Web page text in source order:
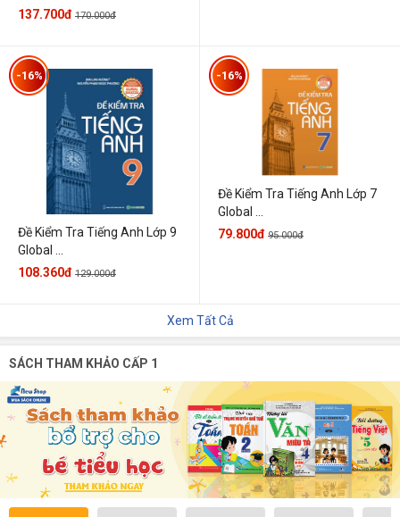
137.700đ 170.000đ
Đề Kiểm Tra Tiếng Anh Lớp 9
Global ...
-16%
108.360đ 129.000đ
Đề Kiểm Tra Tiếng Anh Lớp 7
Global ...
-16%
79.800đ 95.000đ
Xem Tất Cả
SÁCH THAM KHẢO CẤP 1